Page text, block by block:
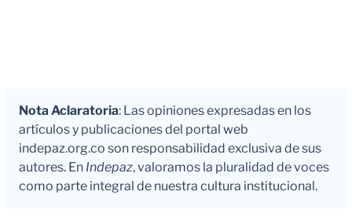
Nota Aclaratoria: Las opiniones expresadas en los
artículos y publicaciones del portal web
indepaz.org.co son responsabilidad exclusiva de sus
autores. En Indepaz, valoramos la pluralidad de voces
como parte integral de nuestra cultura institucional.